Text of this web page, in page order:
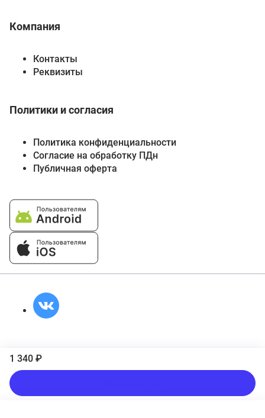
1 340 ₽
Компания
Контакты
Реквизиты
Политики и согласия
Политика конфиденциальности
Согласие на обработку ПДн
Публичная оферта